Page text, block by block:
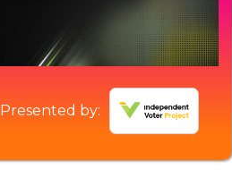
Presented by: